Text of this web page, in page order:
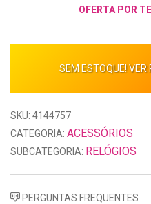
OFERTA POR
SEM ESTOQUE!
SKU: 4144757
CATEGORIA: ACESSÓRIOS
SUBCATEGORIA: RELÓGIOS
PERGUNTAS FREQUENTES